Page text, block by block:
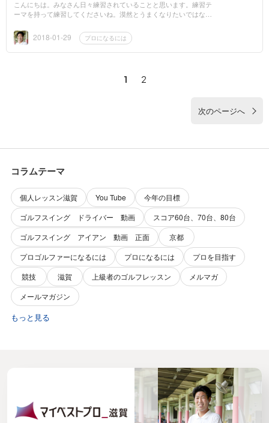
こんにちは。みなさん日々練習されていることと思います。練習テ
ーマを持って練習してくださいね。漠然とうまくなりたいではなれ
2018-01-29 プロになるには
1 2
次のページへ
コラムテーマ
個人レッスン滋賀 You Tube
今年の目標
ゴルフスイング ドライバー 動画
スコア60台、70台、80台
ゴルフスイング アイアン 動画 正面
京都
プロゴルファーになるには
プロになるには
プロを目指す
競技
滋賀 上級者のゴルフレッスン
メルマガ
メールマガジン
もっと見る